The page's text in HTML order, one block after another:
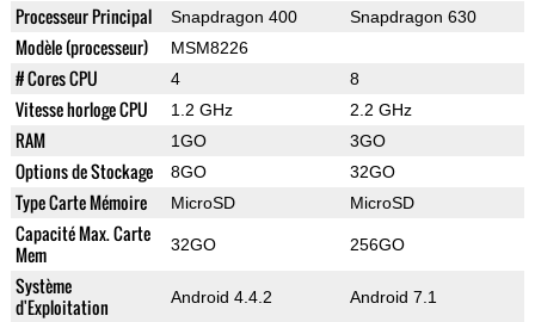
Processeur Principal Snapdragon 400 Snapdragon 630
Modèle (processeur) MSM8226
# Cores CPU 4 8
Vitesse horloge CPU 1.2 GHz 2.2 GHz
RAM 1GO 3GO
Options de Stockage 8GO 32GO
Type Carte Mémoire MicroSD MicroSD
Capacité Max. Carte
Mem
32GO 256GO
Système
d'Exploitation
Android 4.4.2 Android 7.1